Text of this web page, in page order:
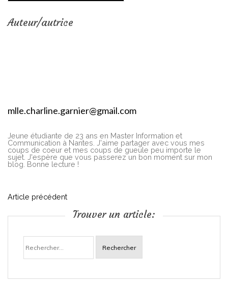
Auteur/autrice
mlle.charline.garnier@gmail.com
Jeune étudiante de 23 ans en Master Information et
Communication à Nantes. J'aime partager avec vous mes
coups de coeur et mes coups de gueule peu importe le
sujet. J'espère que vous passerez un bon moment sur mon
blog. Bonne lecture !
N
i
Article précédent
Trouver un article:
Rechercher :